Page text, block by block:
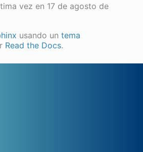
vez en 17 de agosto de
usando un tema
Read the Docs.